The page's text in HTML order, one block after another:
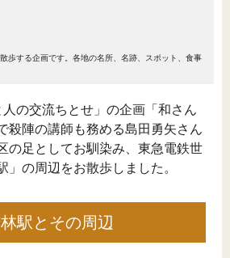
歩する企画です。各地の名所、名跡、スポット、食事
の交流ちとせ」の企画「和さん
殺陣の講師も務める島田勇矢さん
の足としてお馴染み、東急電鉄世
」の周辺をお散歩しました。
駅とその周辺